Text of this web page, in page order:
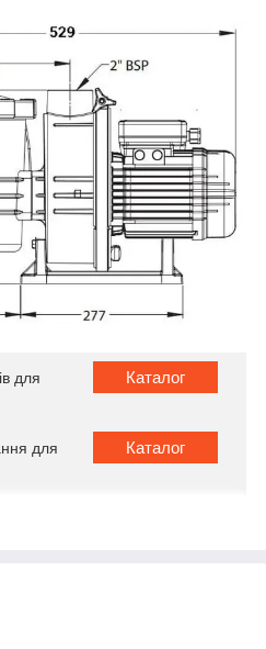
для
Каталог
для
Каталог